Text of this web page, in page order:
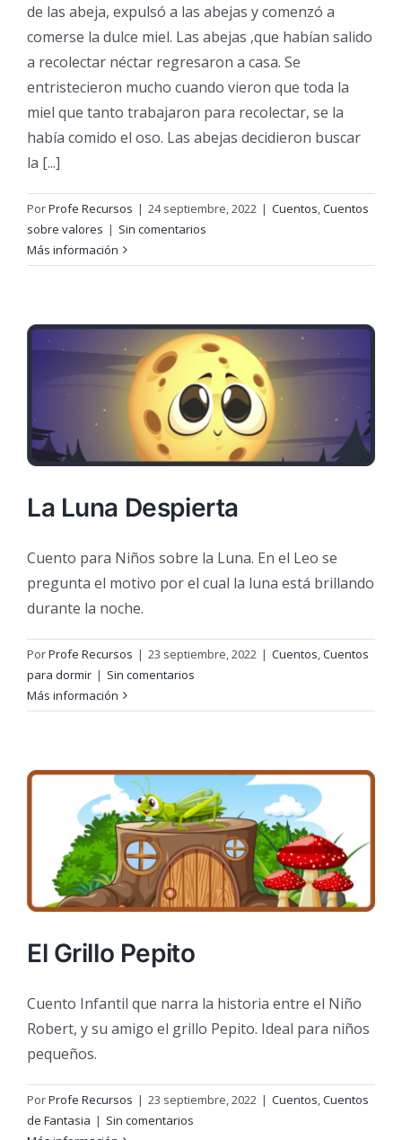
de las abeja, expulsó a las abejas y comenzó a
comerse la dulce miel. Las abejas ,que habían salido
a recolectar néctar regresaron a casa. Se
entristecieron mucho cuando vieron que toda la
miel que tanto trabajaron para recolectar, se la
había comido el oso. Las abejas decidieron buscar
la [...]
PorProfe Recursos | 24 septiembre, 2022 | Cuentos Cuentos
sobre valores | Sin comentarios
Más información
La Luna Despierta
Cuento para Niños sobre la Luna. En el Leo se
pregunta el motivo por el cual la luna está brillando
durante la noche.
PorProfe Recursos | 23 septiembre, 2022 | Cuentos,Cuentos
para dormir | Sin comentarios
Más información
El Grillo Pepito
Cuento Infantil que narra la historia entre el Niño
Robert, y su amigo el grillo Pepito. Ideal para niños
pequeños.
PorProfe Recursos | 23 septiembre, 2022 | Cuentos,Cuentos
de Fantasia | Sin comentarios